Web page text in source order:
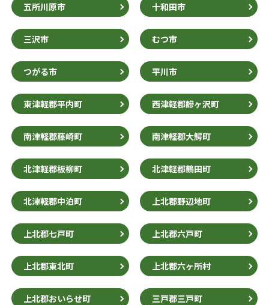
五所川原市 十和田市
三沢市 むつ市
つがる市 平川市
東津軽郡平内町 西津軽郡鰺ヶ沢町
南津軽郡藤崎町 南津軽郡大鰐町
北津軽郡板柳町 北津軽郡鶴田町
北津軽郡中泊町 上北郡野辺地町
上北郡七戸町 上北郡六戸町
上北郡東北町 上北郡六ヶ所村
上北郡おいらせ町 三戸郡三戸町